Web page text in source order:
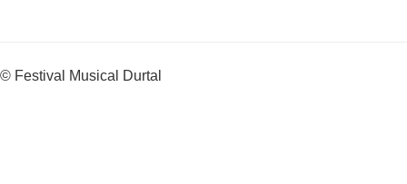
© Festival Musical Durtal